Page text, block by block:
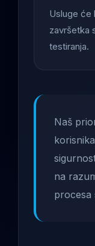
Usluge će
završetka
testiranja.
Naš
na
procesa